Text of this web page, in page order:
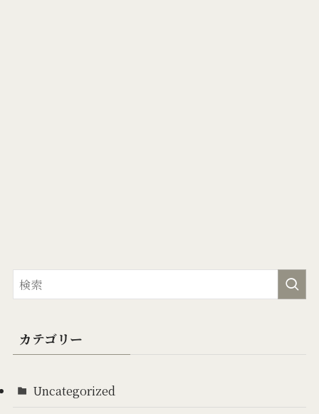
カテゴリー
Uncategorized